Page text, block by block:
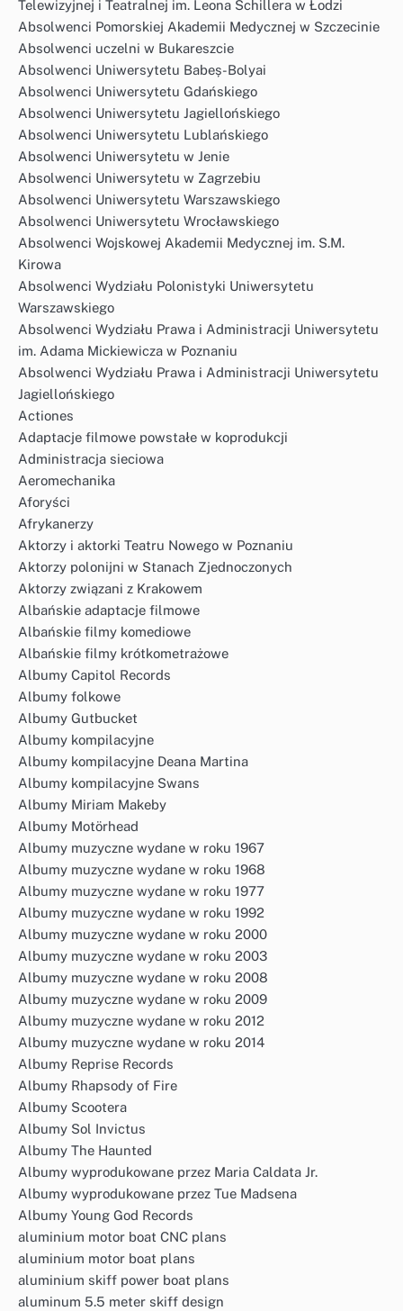
Telewizyjnej i Teatralnej im. Leona Schillera w Łodzi
Absolwenci Pomorskiej Akademii Medycznej w Szczecinie
Absolwenci uczelni w Bukareszcie
Absolwenci Uniwersytetu Babeș-Bolyai
Absolwenci Uniwersytetu Gdańskiego
Absolwenci Uniwersytetu Jagiellońskiego
Absolwenci Uniwersytetu Lublańskiego
Absolwenci Uniwersytetu w Jenie
Absolwenci Uniwersytetu w Zagrzebiu
Absolwenci Uniwersytetu Warszawskiego
Absolwenci Uniwersytetu Wrocławskiego
Absolwenci Wojskowej Akademii Medycznej im. S.M.
Kirowa
Absolwenci Wydziału Polonistyki Uniwersytetu
Warszawskiego
Absolwenci Wydziału Prawa i Administracji Uniwersytetu
im. Adama Mickiewicza w Poznaniu
Absolwenci Wydziału Prawa i Administracji Uniwersytetu
Jagiellońskiego
Actiones
Adaptacje filmowe powstałe w koprodukcji
Administracja sieciowa
Aeromechanika
Aforyści
Afrykanerzy
Aktorzy i aktorki Teatru Nowego w Poznaniu
Aktorzy polonijni w Stanach Zjednoczonych
Aktorzy związani z Krakowem
Albańskie adaptacje filmowe
Albańskie filmy komediowe
Albańskie filmy krótkometrażowe
Albumy Capitol Records
Albumy folkowe
Albumy Gutbucket
Albumy kompilacyjne
Albumy kompilacyjne Deana Martina
Albumy kompilacyjne Swans
Albumy Miriam Makeby
Albumy Motörhead
Albumy muzyczne wydane w roku 1967
Albumy muzyczne wydane w roku 1968
Albumy muzyczne wydane w roku 1977
Albumy muzyczne wydane w roku 1992
Albumy muzyczne wydane w roku 2000
Albumy muzyczne wydane w roku 2003
Albumy muzyczne wydane w roku 2008
Albumy muzyczne wydane w roku 2009
Albumy muzyczne wydane w roku 2012
Albumy muzyczne wydane w roku 2014
Albumy Reprise Records
Albumy Rhapsody of Fire
Albumy Scootera
Albumy Sol Invictus
Albumy The Haunted
Albumy wyprodukowane przez Maria Caldata Jr.
Albumy wyprodukowane przez Tue Madsena
Albumy Young God Records
aluminium motor boat CNC plans
aluminium motor boat plans
aluminium skiff power boat plans
aluminum 5.5 meter skiff design